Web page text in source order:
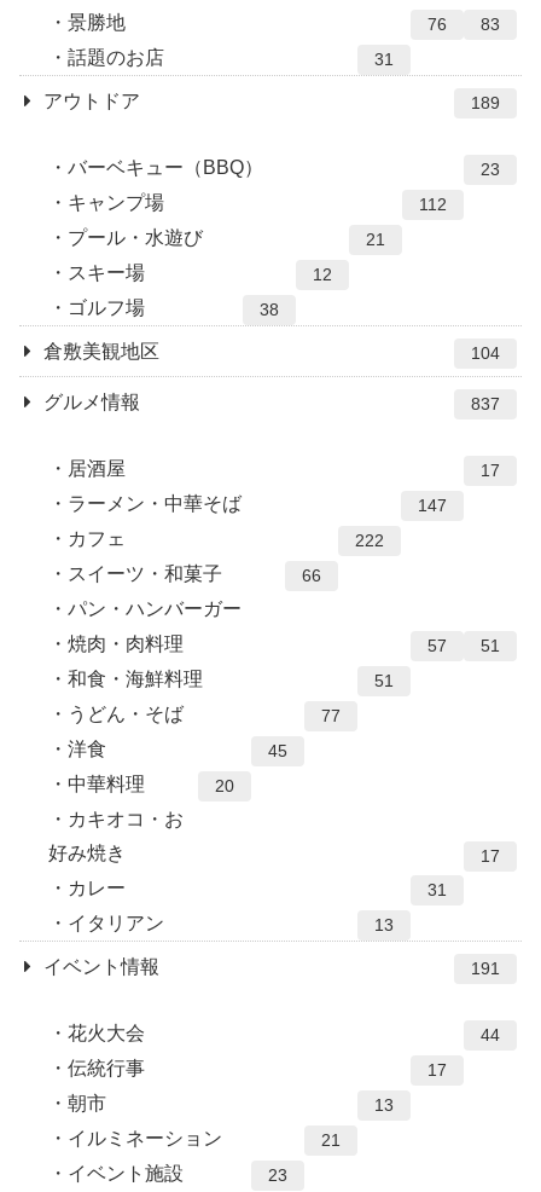
83
景勝地 76
話題のお店 31
アウトドア 189
バーベキュー（BBQ） 23
キャンプ場 112
プール・水遊び 21
スキー場 12
ゴルフ場 38
倉敷美観地区 104
グルメ情報 837
居酒屋 17
ラーメン・中華そば 147
カフェ 222
スイーツ・和菓子 66
パン・ハンバーガー
51
焼肉・肉料理 57
和食・海鮮料理 51
うどん・そば 77
洋食 45
中華料理 20
カキオコ・お
好み焼き
17
カレー 31
イタリアン 13
イベント情報 191
花火大会 44
伝統行事 17
朝市 13
イルミネーション 21
イベント施設 23